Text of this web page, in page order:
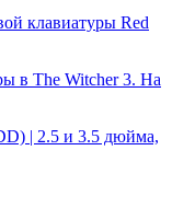
клавиатуры Red
в The Witcher 3. На
| 2.5 и 3.5 дюйма,